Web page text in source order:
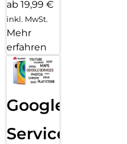
ab 19,99 €
inkl. MwSt.
Mehr
erfahren
Google
Services